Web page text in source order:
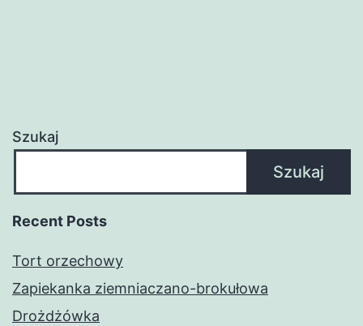
Szukaj
Szukaj
Recent Posts
Tort orzechowy
Zapiekanka ziemniaczano-brokułowa
Drożdżówka